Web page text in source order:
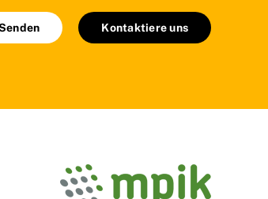
Kontaktiere uns